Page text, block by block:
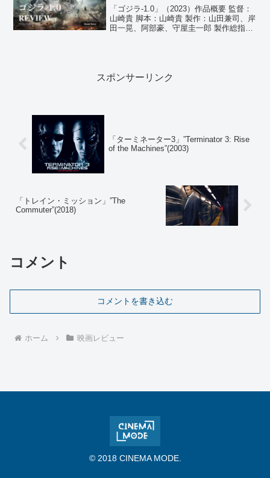
「ゴジラ-1.0」（2023）作品概要 監督：
山崎貴 脚本：山崎貴 製作：山田兼司、岸
田一晃、阿部豪、守屋圭一郎 製作総指
スポンサーリンク
「ターミネーター3」”Terminator 3: Rise
of the Machines”(2003)
「トレイン・ミッション」”The
Commuter”(2018)
コメント
コメントを書き込む
ホーム 映画レビュー
© 2018 CINEMA MODE.